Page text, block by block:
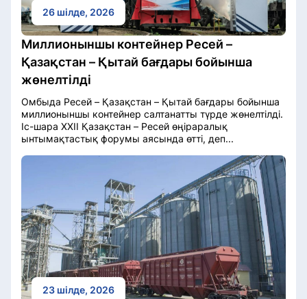
26 шілде, 2026
Миллионыншы контейнер Ресей –
Қазақстан – Қытай бағдары бойынша
жөнелтілді
Омбыда Ресей – Қазақстан – Қытай бағдары бойынша
миллионыншы контейнер салтанатты түрде жөнелтілді.
Іс-шара XXII Қазақстан – Ресей өңіраралық
ынтымақтастық форумы аясында өтті, деп...
23 шілде, 2026